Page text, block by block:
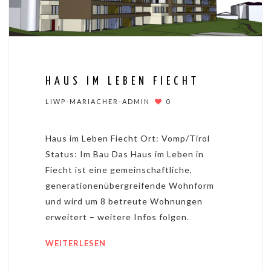
HAUS IM LEBEN FIECHT
LIWP-MARIACHER-ADMIN 0
Haus im Leben Fiecht Ort: Vomp/Tirol
Status: Im Bau Das Haus im Leben in
Fiecht ist eine gemeinschaftliche,
generationenübergreifende Wohnform
und wird um 8 betreute Wohnungen
erweitert – weitere Infos folgen.
WEITERLESEN